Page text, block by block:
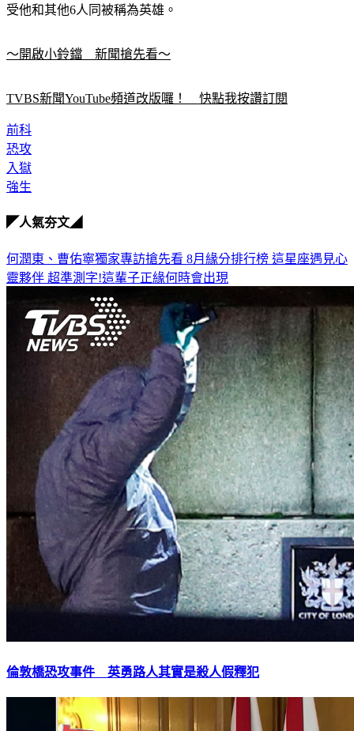
受他和其他6人同被稱為英雄。
～開啟小鈴鐺　新聞搶先看～
TVBS新聞YouTube頻道改版囉！　快點我按讚訂閱
前科
恐攻
入獄
強生
◤人氣夯文◢
何潤東、曹佑寧獨家專訪搶先看 8月緣分排行榜 這星座遇見心
靈夥伴 超準測字!這輩子正緣何時會出現
倫敦橋恐攻事件 英勇路人其實是殺人假釋犯